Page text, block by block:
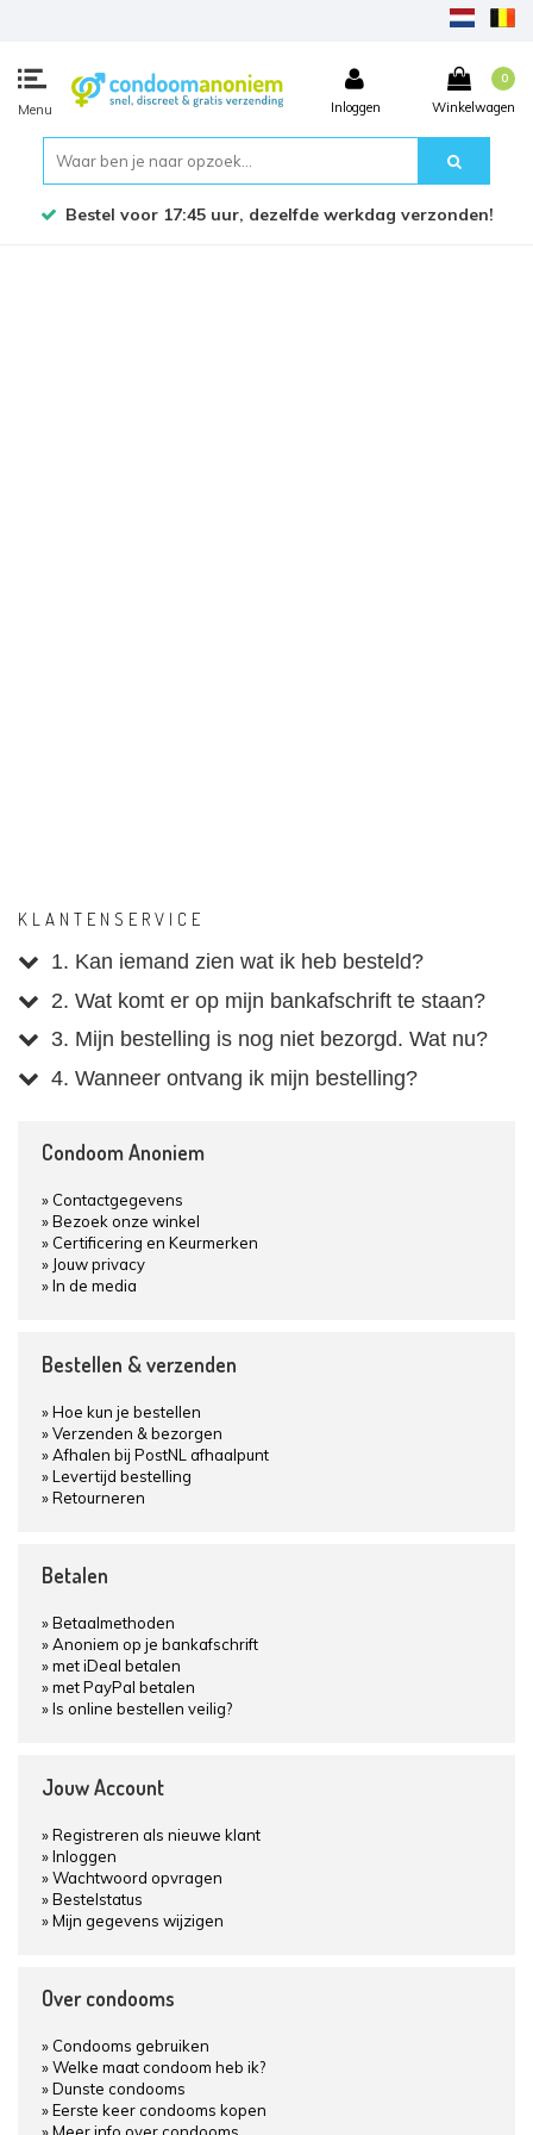
Menu Inloggen
0
Winkelwagen
Bestel voor 17:45 uur, dezelfde werkdag verzonden!
KLANTENSERVICE
1. Kan iemand zien wat ik heb besteld?
2. Wat komt er op mijn bankafschrift te staan?
3. Mijn bestelling is nog niet bezorgd. Wat nu?
4. Wanneer ontvang ik mijn bestelling?
Condoom Anoniem
Contactgegevens
Bezoek onze winkel
Certificering en Keurmerken
Jouw privacy
In de media
Bestellen & verzenden
Hoe kun je bestellen
Verzenden & bezorgen
Afhalen bij PostNL afhaalpunt
Levertijd bestelling
Retourneren
Betalen
Betaalmethoden
Anoniem op je bankafschrift
met iDeal betalen
met PayPal betalen
Is online bestellen veilig?
Jouw Account
Registreren als nieuwe klant
Inloggen
Wachtwoord opvragen
Bestelstatus
Mijn gegevens wijzigen
Over condooms
Condooms gebruiken
Welke maat condoom heb ik?
Dunste condooms
Eerste keer condooms kopen